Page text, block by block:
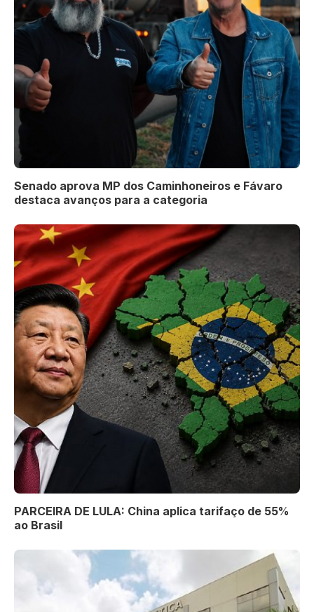
Senado aprova MP dos Caminhoneiros e Fávaro
destaca avanços para a categoria
PARCEIRA DE LULA: China aplica tarifaço de 55%
ao Brasil